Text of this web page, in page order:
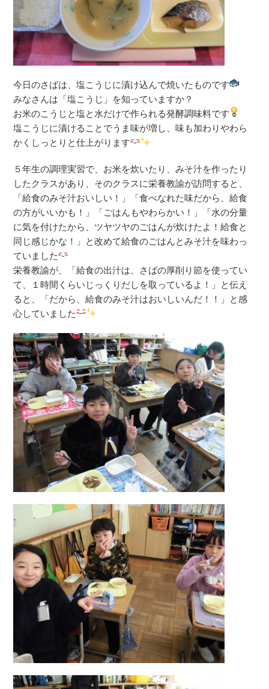
今日のさばは、塩こうじに漬け込んで焼いたものです
みなさんは「塩こうじ」を知っていますか？
お米のこうじと塩と水だけで作られる発酵調味料です
塩こうじに漬けることでうま味が増し、味も加わりやわら
かくしっとりと仕上がります
５年生の調理実習で、お米を炊いたり、みそ汁を作ったり
したクラスがあり、そのクラスに栄養教諭が訪問すると、
「給食のみそ汁おいしい！」「食べなれた味だから、給食
の方がいいかも！」「ごはんもやわらかい！」「水の分量
に気を付けたから、ツヤツヤのごはんが炊けたよ！給食と
同じ感じかな！」と改めて給食のごはんとみそ汁を味わっ
ていました
栄養教諭が、「給食の出汁は、さばの厚削り節を使ってい
て、１時間くらいじっくりだしを取っているよ！」と伝え
ると、「だから、給食のみそ汁はおいしいんだ！！」と感
心していました